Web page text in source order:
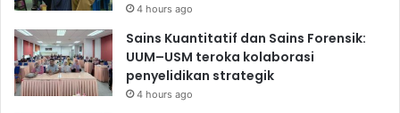
4 hours ago
Sains Kuantitatif dan Sains Forensik:
UUM–USM teroka kolaborasi
penyelidikan strategik
4 hours ago